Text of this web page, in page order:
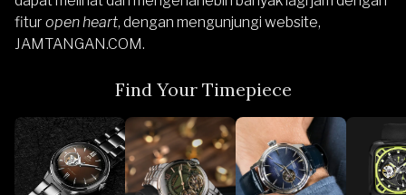
fitur open heart, dengan mengunjungi website,
JAMTANGAN.COM.
Find Your Timepiece